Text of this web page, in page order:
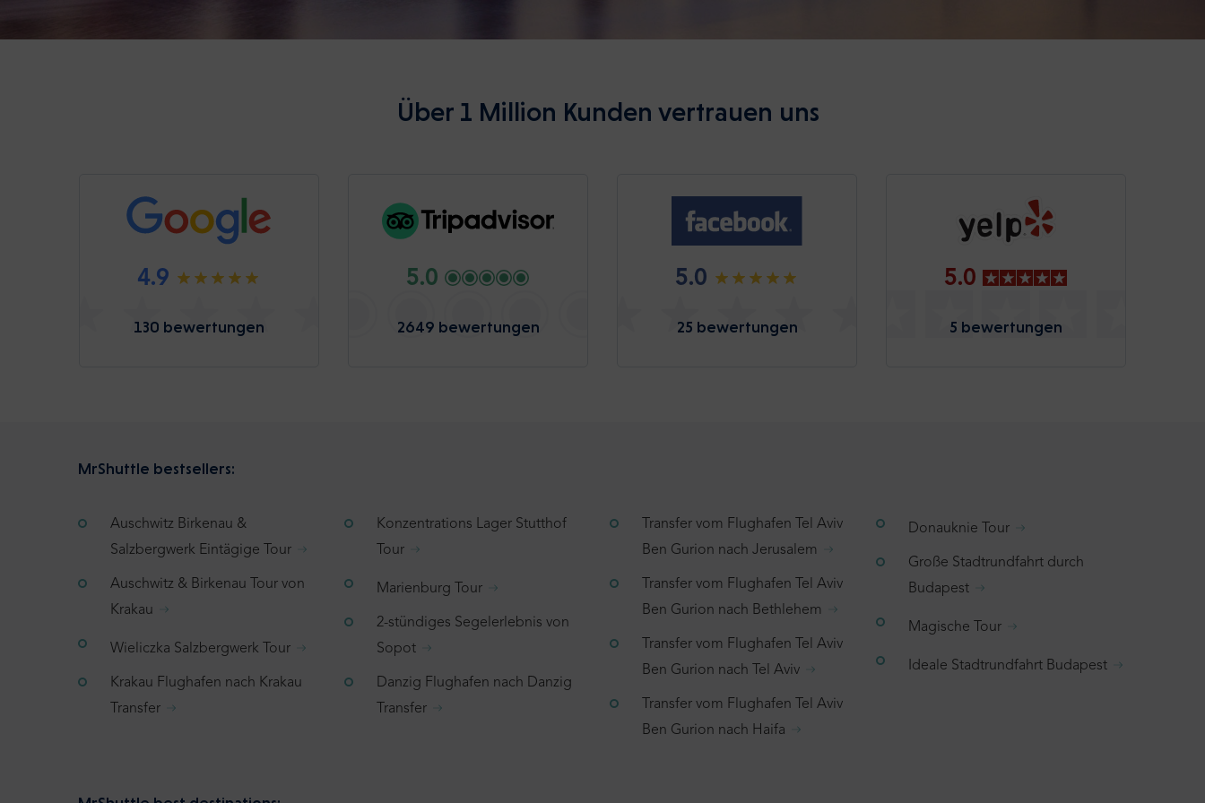
Über 1 Million Kunden vertrauen uns
4.9
130 bewertungen
5.0
2649 bewertungen
5.0
25 bewertungen
5.0
5 bewertungen
MrShuttle bestsellers:
Auschwitz Birkenau &
Salzbergwerk Eintägige Tour
Auschwitz & Birkenau Tour von
Krakau
Wieliczka Salzbergwerk Tour
Krakau Flughafen nach Krakau
Transfer
Konzentrations Lager Stutthof
Tour
Marienburg Tour
2-stündiges Segelerlebnis von
Sopot
Danzig Flughafen nach Danzig
Transfer
Transfer vom Flughafen Tel Aviv
Ben Gurion nach Jerusalem
Transfer vom Flughafen Tel Aviv
Ben Gurion nach Bethlehem
Transfer vom Flughafen Tel Aviv
Ben Gurion nach Tel Aviv
Transfer vom Flughafen Tel Aviv
Ben Gurion nach Haifa
Donauknie Tour
Große Stadtrundfahrt durch
Budapest
Magische Tour
Ideale Stadtrundfahrt Budapest